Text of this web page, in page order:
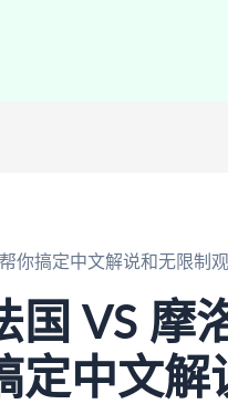
你搞定中文解说和无限制
国 VS 摩
定中文解